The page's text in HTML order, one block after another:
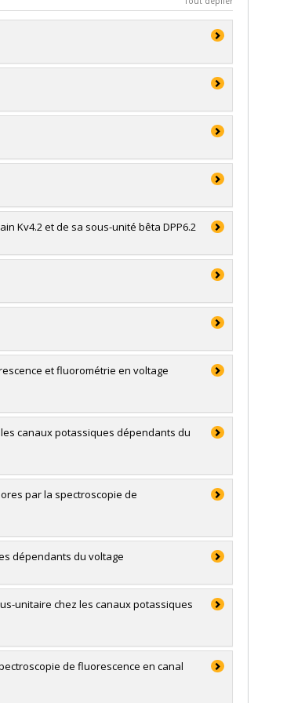
Kv4.2 et de sa sous-unité bêta DPP6.2
et fluorométrie en voltage
canaux potassiques dépendants du
par la spectroscopie de
dépendants du voltage
unitaire chez les canaux potassiques
de fluorescence en canal